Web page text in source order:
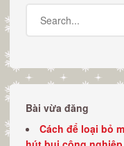
Bài vừa đăng
Cách để loại bỏ